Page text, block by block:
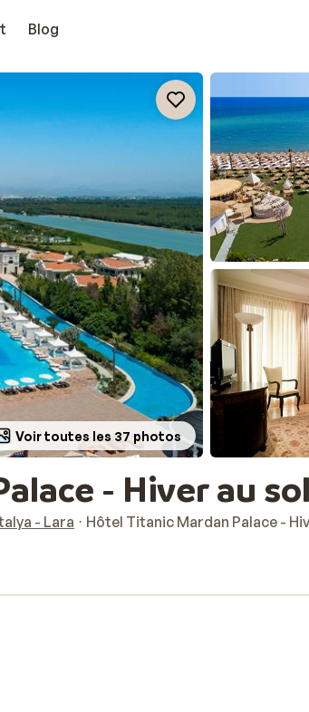
Blog
Voir toutes les 37 photos
- Hiver au
- Lara Hôtel Titanic Mardan Palace -